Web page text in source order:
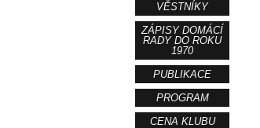
VĚSTNÍKY
ZÁPISY DOMÁCÍ
RADY DO ROKU
1970
PUBLIKACE
PROGRAM
CENA KLUBU